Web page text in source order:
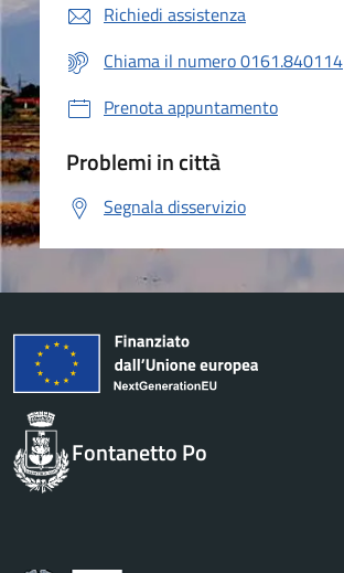
Richiedi assistenza
Chiama il numero 0161.840114
Prenota appuntamento
Problemi in città
Segnala disservizio
Fontanetto Po